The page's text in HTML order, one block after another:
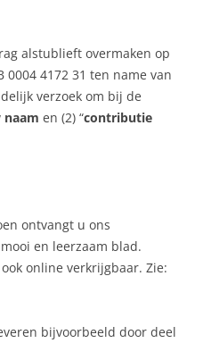
alstublieft overmaken op
0004 4172 31 ten name van
verzoek om bij de
naam en (2) “contributie
ontvangt u ons
en leerzaam blad.
online verkrijgbaar. Zie:
bijvoorbeeld door deel